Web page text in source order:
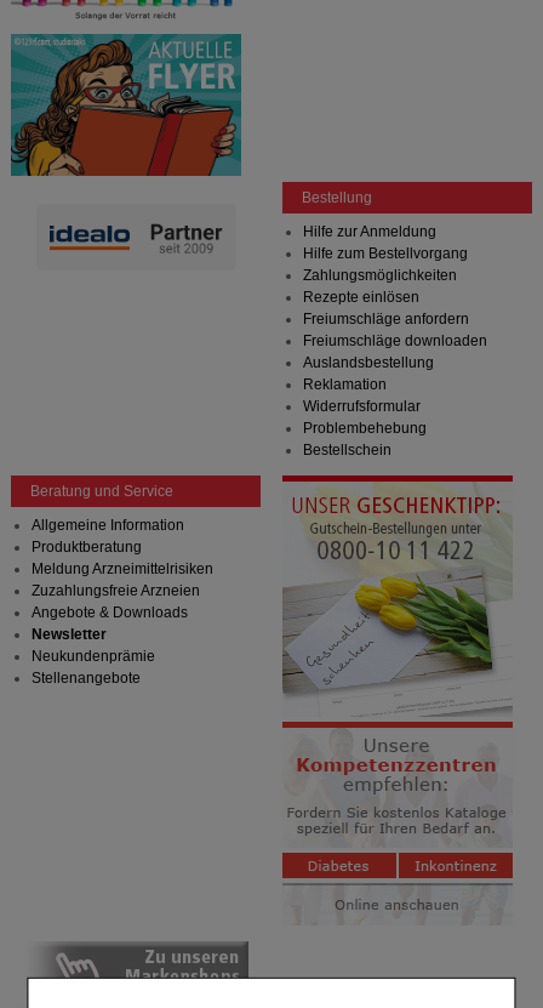
Bestellung
Hilfe zur Anmeldung
Hilfe zum Bestellvorgang
Zahlungsmöglichkeiten
Rezepte einlösen
Freiumschläge anfordern
Freiumschläge downloaden
Auslandsbestellung
Reklamation
Widerrufsformular
Problembehebung
Bestellschein
Beratung und Service
Allgemeine Information
Produktberatung
Meldung Arzneimittelrisiken
Zuzahlungsfreie Arzneien
Angebote & Downloads
Newsletter
Neukundenprämie
Stellenangebote